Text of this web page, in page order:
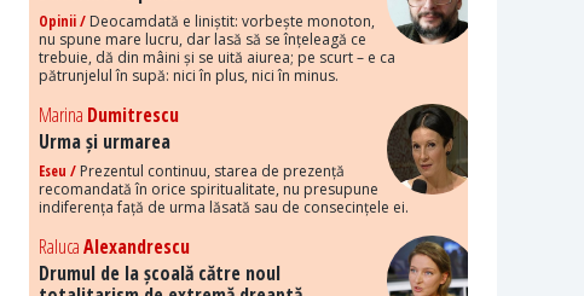
Opinii / Deocamdată e liniștit: vorbește monoton,
nu spune mare lucru, dar lasă să se înțeleagă ce
trebuie, dă din mâini și se uită aiurea; pe scurt – e ca
pătrunjelul în supă: nici în plus, nici în minus.
Marina Dumitrescu
Urma și urmarea
Eseu / Prezentul continuu, starea de prezență
recomandată în orice spiritualitate, nu presupune
indiferența față de urma lăsată sau de consecințele ei.
RalucaAlexandrescu
Drumul de la școală către noul